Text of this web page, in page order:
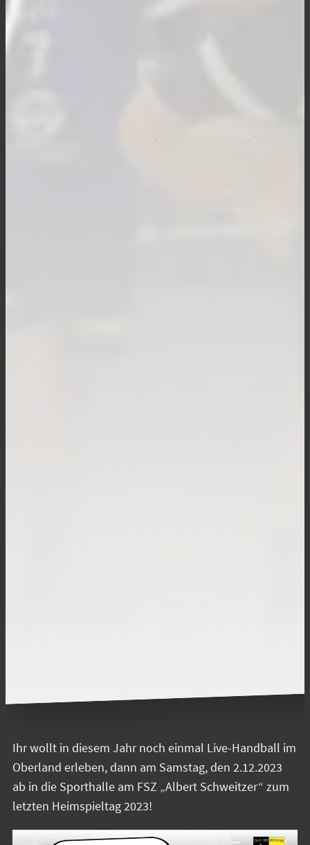
Ihr wollt in diesem Jahr noch einmal Live-Handball im
Oberland erleben, dann am Samstag, den 2.12.2023
ab in die Sporthalle am FSZ „Albert Schweitzer“ zum
letzten Heimspieltag 2023!